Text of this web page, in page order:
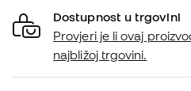
Dostupnost u trgovini
Provjeri je li ovaj
najbližoj trgovini.